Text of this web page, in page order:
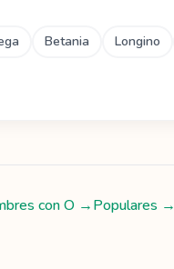
Betania Longino
conO→Populares →